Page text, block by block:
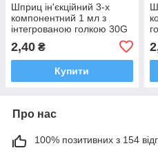
Шприц ін'єкційний 3-х
компонентний 1 мл з
інтегрованою голкою 30G
ALEXPHARM
2,40 ₴
Купити
Про нас
100% позитивних з 154